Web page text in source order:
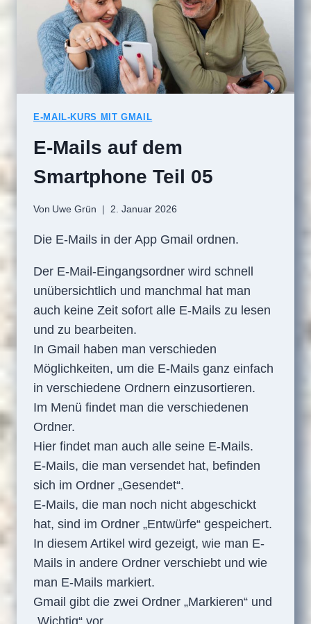
E-MAIL-KURS MIT GMAIL
E-Mails auf dem
Smartphone Teil 05
Von Uwe Grün 2. Januar 2026
Die E-Mails in der App Gmail ordnen.
Der E-Mail-Eingangsordner wird schnell
unübersichtlich und manchmal hat man
auch keine Zeit sofort alle E-Mails zu lesen
und zu bearbeiten.
In Gmail haben man verschieden
Möglichkeiten, um die E-Mails ganz einfach
in verschiedene Ordnern einzusortieren.
Im Menü findet man die verschiedenen
Ordner.
Hier findet man auch alle seine E-Mails.
E-Mails, die man versendet hat, befinden
sich im Ordner „Gesendet“.
E-Mails, die man noch nicht abgeschickt
hat, sind im Ordner „Entwürfe“ gespeichert.
In diesem Artikel wird gezeigt, wie man E-
Mails in andere Ordner verschiebt und wie
man E-Mails markiert.
Gmail gibt die zwei Ordner „Markieren“ und
„Wichtig“ vor.